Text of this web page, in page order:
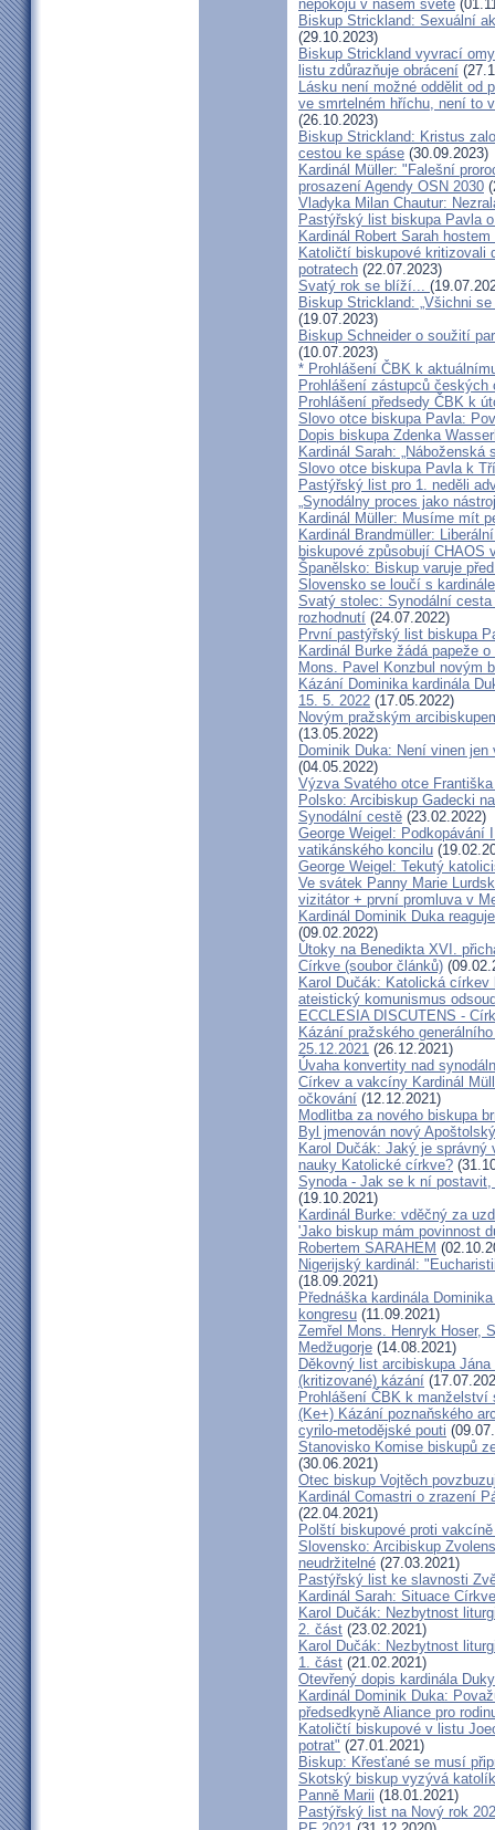
nepokojů v našem světě
Biskup Strickland: Sexuální
(29.10.2023)
Biskup Strickland vyvrací
listu zdůrazňuje obrácení
Lásku není možné oddělit od
ve smrtelném hříchu, není to
(26.10.2023)
Biskup Strickland: Kristus
cestou ke spáse (30.09.2023)
Kardinál Müller: "Falešní
prosazení Agendy OSN 2030
Vladyka Milan Chautur:
Pastýřský list biskupa Pavla
Kardinál Robert Sarah
Katoličtí biskupové kritizovali
potratech (22.07.2023)
Svatý rok se blíží...
Biskup Strickland: „Všichni
(19.07.2023)
Biskup Schneider o soužití
(10.07.2023)
* Prohlášení ČBK k
Prohlášení zástupců
Prohlášení předsedy ČBK k
Slovo otce biskupa Pavla:
Dopis biskupa Zdenka
Kardinál Sarah: „Náboženská
Slovo otce biskupa Pavla k
Pastýřský list pro 1. neděli
„Synodálny proces jako
Kardinál Müller: Musíme mít
Kardinál Brandmüller:
biskupové způsobují CHAOS
Španělsko: Biskup varuje
Slovensko se loučí s
Svatý stolec: Synodální
rozhodnutí (24.07.2022)
První pastýřský list biskupa
Kardinál Burke žádá papeže
Mons. Pavel Konzbul novým
Kázání Dominika kardinála
15. 5. 2022 (17.05.2022)
Novým pražským
(13.05.2022)
Dominik Duka: Není vinen
(04.05.2022)
Výzva Svatého otce
Polsko: Arcibiskup Gadecki
Synodální cestě (23.02.2022)
George Weigel: Podkopávání
vatikánského koncilu
George Weigel: Tekutý
Ve svátek Panny Marie
vizitátor + první promluva v
Kardinál Dominik Duka
(09.02.2022)
Útoky na Benedikta XVI.
Církve (soubor článků)
Karol Dučák: Katolická církev
ateistický komunismus
ECCLESIA DISCUTENS -
Kázání pražského
25.12.2021 (26.12.2021)
Úvaha konvertity nad
Církev a vakcíny Kardinál
očkování (12.12.2021)
Modlitba za nového biskupa
Byl jmenován nový
Karol Dučák: Jaký je
nauky Katolické církve?
Synoda - Jak se k ní
(19.10.2021)
Kardinál Burke: vděčný za
'Jako biskup mám povinnost
Robertem SARAHEM
Nigerijský kardinál:
(18.09.2021)
Přednáška kardinála
kongresu (11.09.2021)
Zemřel Mons. Henryk Hoser,
Medžugorje (14.08.2021)
Děkovný list arcibiskupa
(kritizované) kázání
Prohlášení ČBK k manželství
(Ke+) Kázání poznaňského
cyrilo-metodějské pouti
Stanovisko Komise biskupů
(30.06.2021)
Otec biskup Vojtěch
Kardinál Comastri o zrazení
(22.04.2021)
Polští biskupové proti
Slovensko: Arcibiskup
neudržitelné (27.03.2021)
Pastýřský list ke slavnosti
Kardinál Sarah: Situace
Karol Dučák: Nezbytnost
2. část (23.02.2021)
Karol Dučák: Nezbytnost
1. část (21.02.2021)
Otevřený dopis kardinála
Kardinál Dominik Duka:
předsedkyně Aliance pro
Katoličtí biskupové v listu
potrat" (27.01.2021)
Biskup: Křesťané se musí
Skotský biskup vyzývá
Panně Marii (18.01.2021)
Pastýřský list na Nový rok